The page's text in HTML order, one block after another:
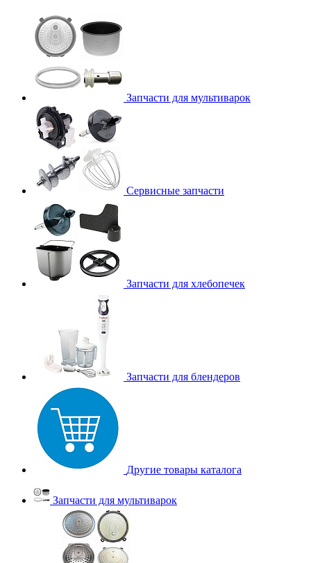
Запчасти для мультиварок
Сервисные запчасти
Запчасти для хлебопечек
Запчасти для блендеров
Другие товары каталога
Запчасти для мультиварок